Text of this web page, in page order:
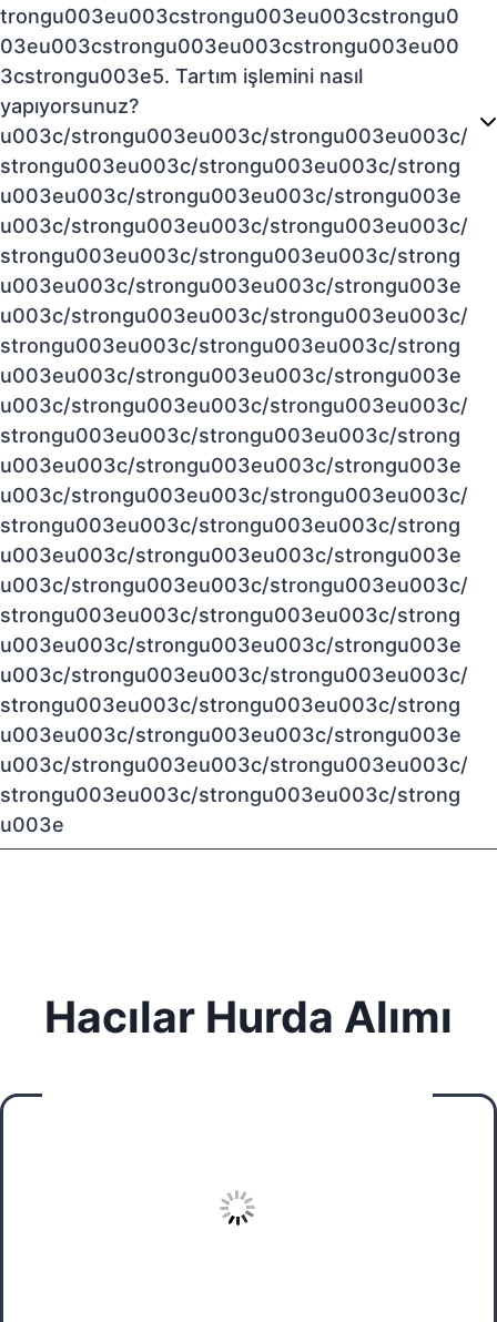
trongu003eu003cstrongu003eu003cstrongu0
03eu003cstrongu003eu003cstrongu003eu00
3cstrongu003e5. Tartım işlemini nasıl
yapıyorsunuz?
u003c/strongu003eu003c/strongu003eu003c/
strongu003eu003c/strongu003eu003c/strong
u003eu003c/strongu003eu003c/strongu003e
u003c/strongu003eu003c/strongu003eu003c/
strongu003eu003c/strongu003eu003c/strong
u003eu003c/strongu003eu003c/strongu003e
u003c/strongu003eu003c/strongu003eu003c/
strongu003eu003c/strongu003eu003c/strong
u003eu003c/strongu003eu003c/strongu003e
u003c/strongu003eu003c/strongu003eu003c/
strongu003eu003c/strongu003eu003c/strong
u003eu003c/strongu003eu003c/strongu003e
u003c/strongu003eu003c/strongu003eu003c/
strongu003eu003c/strongu003eu003c/strong
u003eu003c/strongu003eu003c/strongu003e
u003c/strongu003eu003c/strongu003eu003c/
strongu003eu003c/strongu003eu003c/strong
u003eu003c/strongu003eu003c/strongu003e
u003c/strongu003eu003c/strongu003eu003c/
strongu003eu003c/strongu003eu003c/strong
u003eu003c/strongu003eu003c/strongu003e
u003c/strongu003eu003c/strongu003eu003c/
strongu003eu003c/strongu003eu003c/strong
u003e
Hacılar Hurda Alımı